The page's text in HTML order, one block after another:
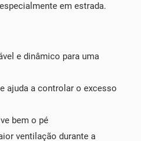
em estrada.
e dinâmico para uma
ajuda a controlar o excesso
bem o pé
ventilação durante a